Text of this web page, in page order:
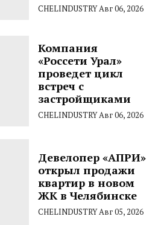
CHELINDUSTRYАвг 06, 2026
Компания
«Россети Урал»
проведет цикл
встреч с
застройщиками
CHELINDUSTRYАвг 06, 2026
Девелопер «АПРИ»
открыл продажи
квартир в новом
ЖК в Челябинске
CHELINDUSTRYАвг 05, 2026